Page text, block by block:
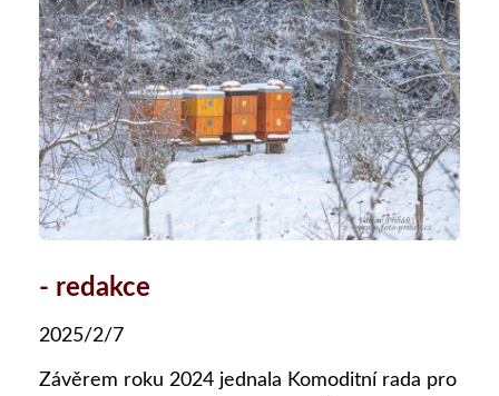
- redakce
2025/2/7
Závěrem roku 2024 jednala Komoditní rada pro